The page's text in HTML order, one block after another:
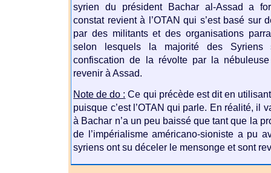
syrien du président Bachar al-Assad a
constat revient à l’OTAN qui s’est basé sur
par des militants et des organisations
selon lesquels la majorité des Syriens
confiscation de la révolte par la nébuleuse
revenir à Assad.
Note de do : Ce qui précède est dit en
puisque c’est l’OTAN qui parle. En réalité, il
à Bachar n’a un peu baissé que tant que la
de l’impérialisme américano-sioniste a pu
syriens ont su déceler le mensonge et sont